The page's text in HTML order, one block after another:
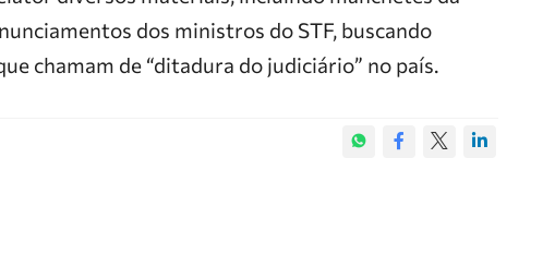
dos ministros do STF, buscando
chamam de “ditadura do judiciário” no país.